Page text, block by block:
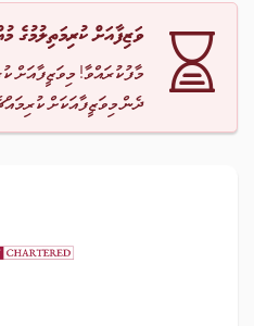
ވަޒިފާއަށް ކުރިމަތިލުމުގެ
މާފުކުރައްވާ! މިވަޒީފާއަށް
ދެން މިވަޒީފާއަކަށް